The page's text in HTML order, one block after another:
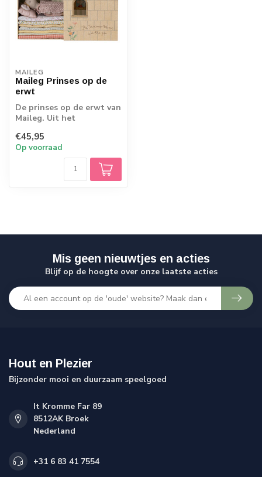
MAILEG
Maileg Prinses op de
erwt
De prinses op de erwt van
Maileg. Uit het
Hans Christi...
€45,95
Op voorraad
Mis geen nieuwtjes en acties
Blijf op de hoogte over onze laatste acties
Hout en Plezier
Bijzonder mooi en duurzaam speelgoed
It Kromme Far 89
8512AK Broek
Nederland
+31 6 83 41 7554